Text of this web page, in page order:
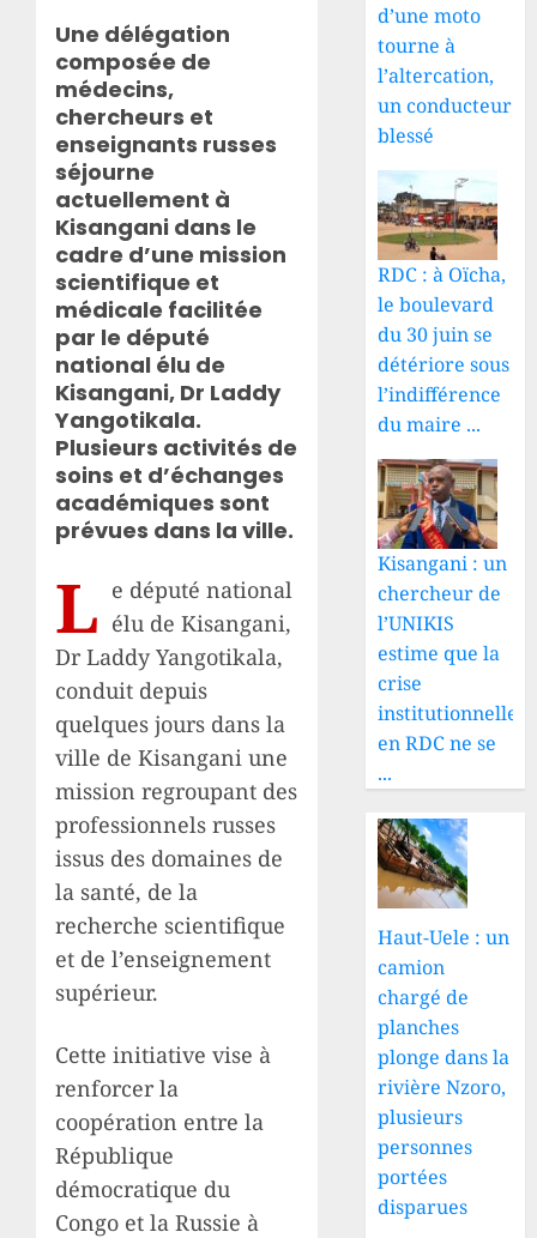
Une délégation
composée de
médecins,
chercheurs et
enseignants russes
séjourne
actuellement à
Kisangani dans le
cadre d’une mission
scientifique et
médicale facilitée
par le député
national élu de
Kisangani, Dr Laddy
Yangotikala.
Plusieurs activités de
soins et d’échanges
académiques sont
prévues dans la ville.
L e député national
élu de Kisangani,
Dr Laddy Yangotikala,
conduit depuis
quelques jours dans la
ville de Kisangani une
mission regroupant des
professionnels russes
issus des domaines de
la santé, de la
recherche scientifique
et de l’enseignement
supérieur.
Cette initiative vise à
renforcer la
coopération entre la
République
démocratique du
Congo et la Russie à
d’une moto
tourne à
l’altercation,
un conducteur
blessé
RDC : à Oïcha,
le boulevard
du 30 juin se
détériore sous
l’indifférence
du maire ...
Kisangani : un
chercheur de
l’UNIKIS
estime que la
crise
institutionnelle
en RDC ne se
...
Haut-Uele : un
camion
chargé de
planches
plonge dans la
rivière Nzoro,
plusieurs
personnes
portées
disparues